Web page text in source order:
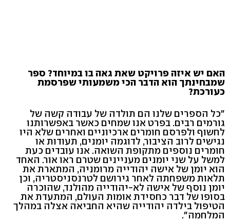
האם יש איזה פרויקט שאת גאה בו במיוחד? ספר
שמבחינתך הוא הדבר הכי משמעותי שפרסמת
כעורכת?
"כל הספרים שלנו הם תולדה של עבודה קשה של
גורמים רבים. בפרט אנו שמחים כאשר באפשרותנו
לחשוף ולפרסם חומרים ארכיוניים ואחרים שלא היו
נגישים לרוב הציבור, לדוגמה יומנים, תעודות או
חומרים נוספים מתקופת השואה. אנו עובדים כעת
למשל על שני יומנים מעניינים שטרם ראו אור. האחד
הוא יומן של אישה יהודייה מרומניה, המתארת את
תלאות משפחתה לאחר גירושם לטרנסניסטריה, וכן
יומן נוסף של אישה לא-יהודייה מהולנד, שהוכרה
בסופו של דבר כחסידת אומות העולם, המתעדת את
הטיפול בילדה יהודייה שהיא החביאה אצלה במהלך
המלחמה".